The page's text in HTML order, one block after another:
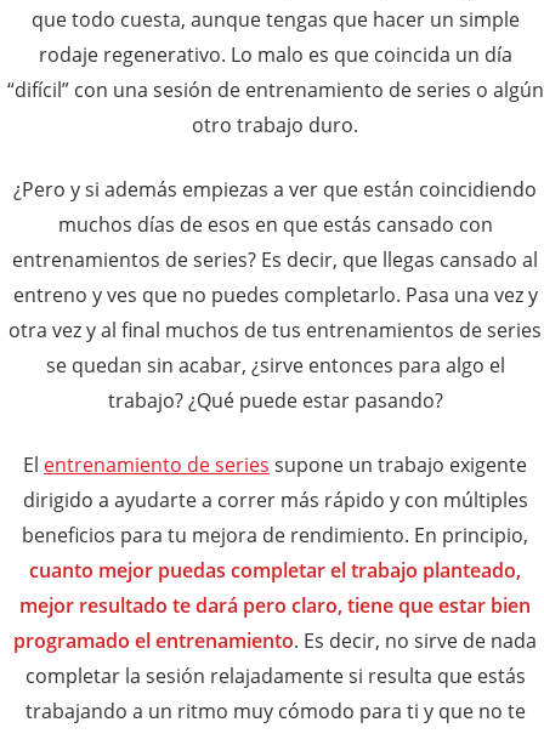
que todo cuesta, aunque tengas que hacer un simple
rodaje regenerativo. Lo malo es que coincida un día
“difícil” con una sesión de entrenamiento de series o algún
otro trabajo duro.
¿Pero y si además empiezas a ver que están coincidiendo
muchos días de esos en que estás cansado con
entrenamientos de series? Es decir, que llegas cansado al
entreno y ves que no puedes completarlo. Pasa una vez y
otra vez y al final muchos de tus entrenamientos de series
se quedan sin acabar, ¿sirve entonces para algo el
trabajo? ¿Qué puede estar pasando?
El entrenamiento de series supone un trabajo exigente
dirigido a ayudarte a correr más rápido y con múltiples
beneficios para tu mejora de rendimiento. En principio,
cuanto mejor puedas completar el trabajo planteado,
mejor resultado te dará pero claro, tiene que estar bien
programado el entrenamiento. Es decir, no sirve de nada
completar la sesión relajadamente si resulta que estás
trabajando a un ritmo muy cómodo para ti y que no te